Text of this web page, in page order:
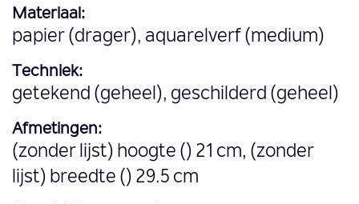
Materiaal:
papier (drager), aquarelverf (medium)
Techniek:
getekend (geheel), geschilderd (geheel)
Afmetingen:
(zonder lijst) hoogte () 21 cm, (zonder
lijst) breedte () 29.5 cm